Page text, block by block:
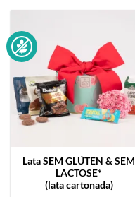
LataSEM GLÚTEN & SEM
LACTOSE*
(lata cartonada)